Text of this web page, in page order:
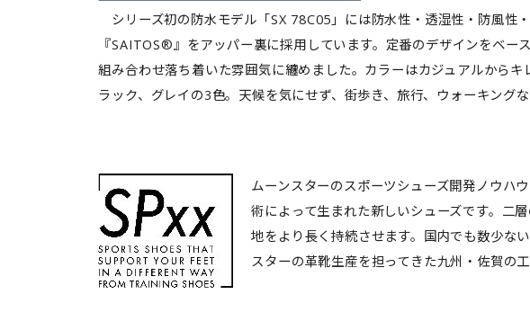
シリーズ初の防水モデル「SX 78C05」には防水性・透湿性・防風性
『SAITOS®』をアッパー裏に採用しています。定番のデザインをベー
組み合わせ落ち着いた雰囲気に纏めました。カラーはカジュアルから
ラック、グレイの3色。天候を気にせず、街歩き、旅行、ウォーキング
ムーンスターのスポーツシューズ開発ノウハ
術によって生まれた新しいシューズです。二
地をより長く持続させます。国内でも数少な
スターの革靴生産を担ってきた九州・佐賀の